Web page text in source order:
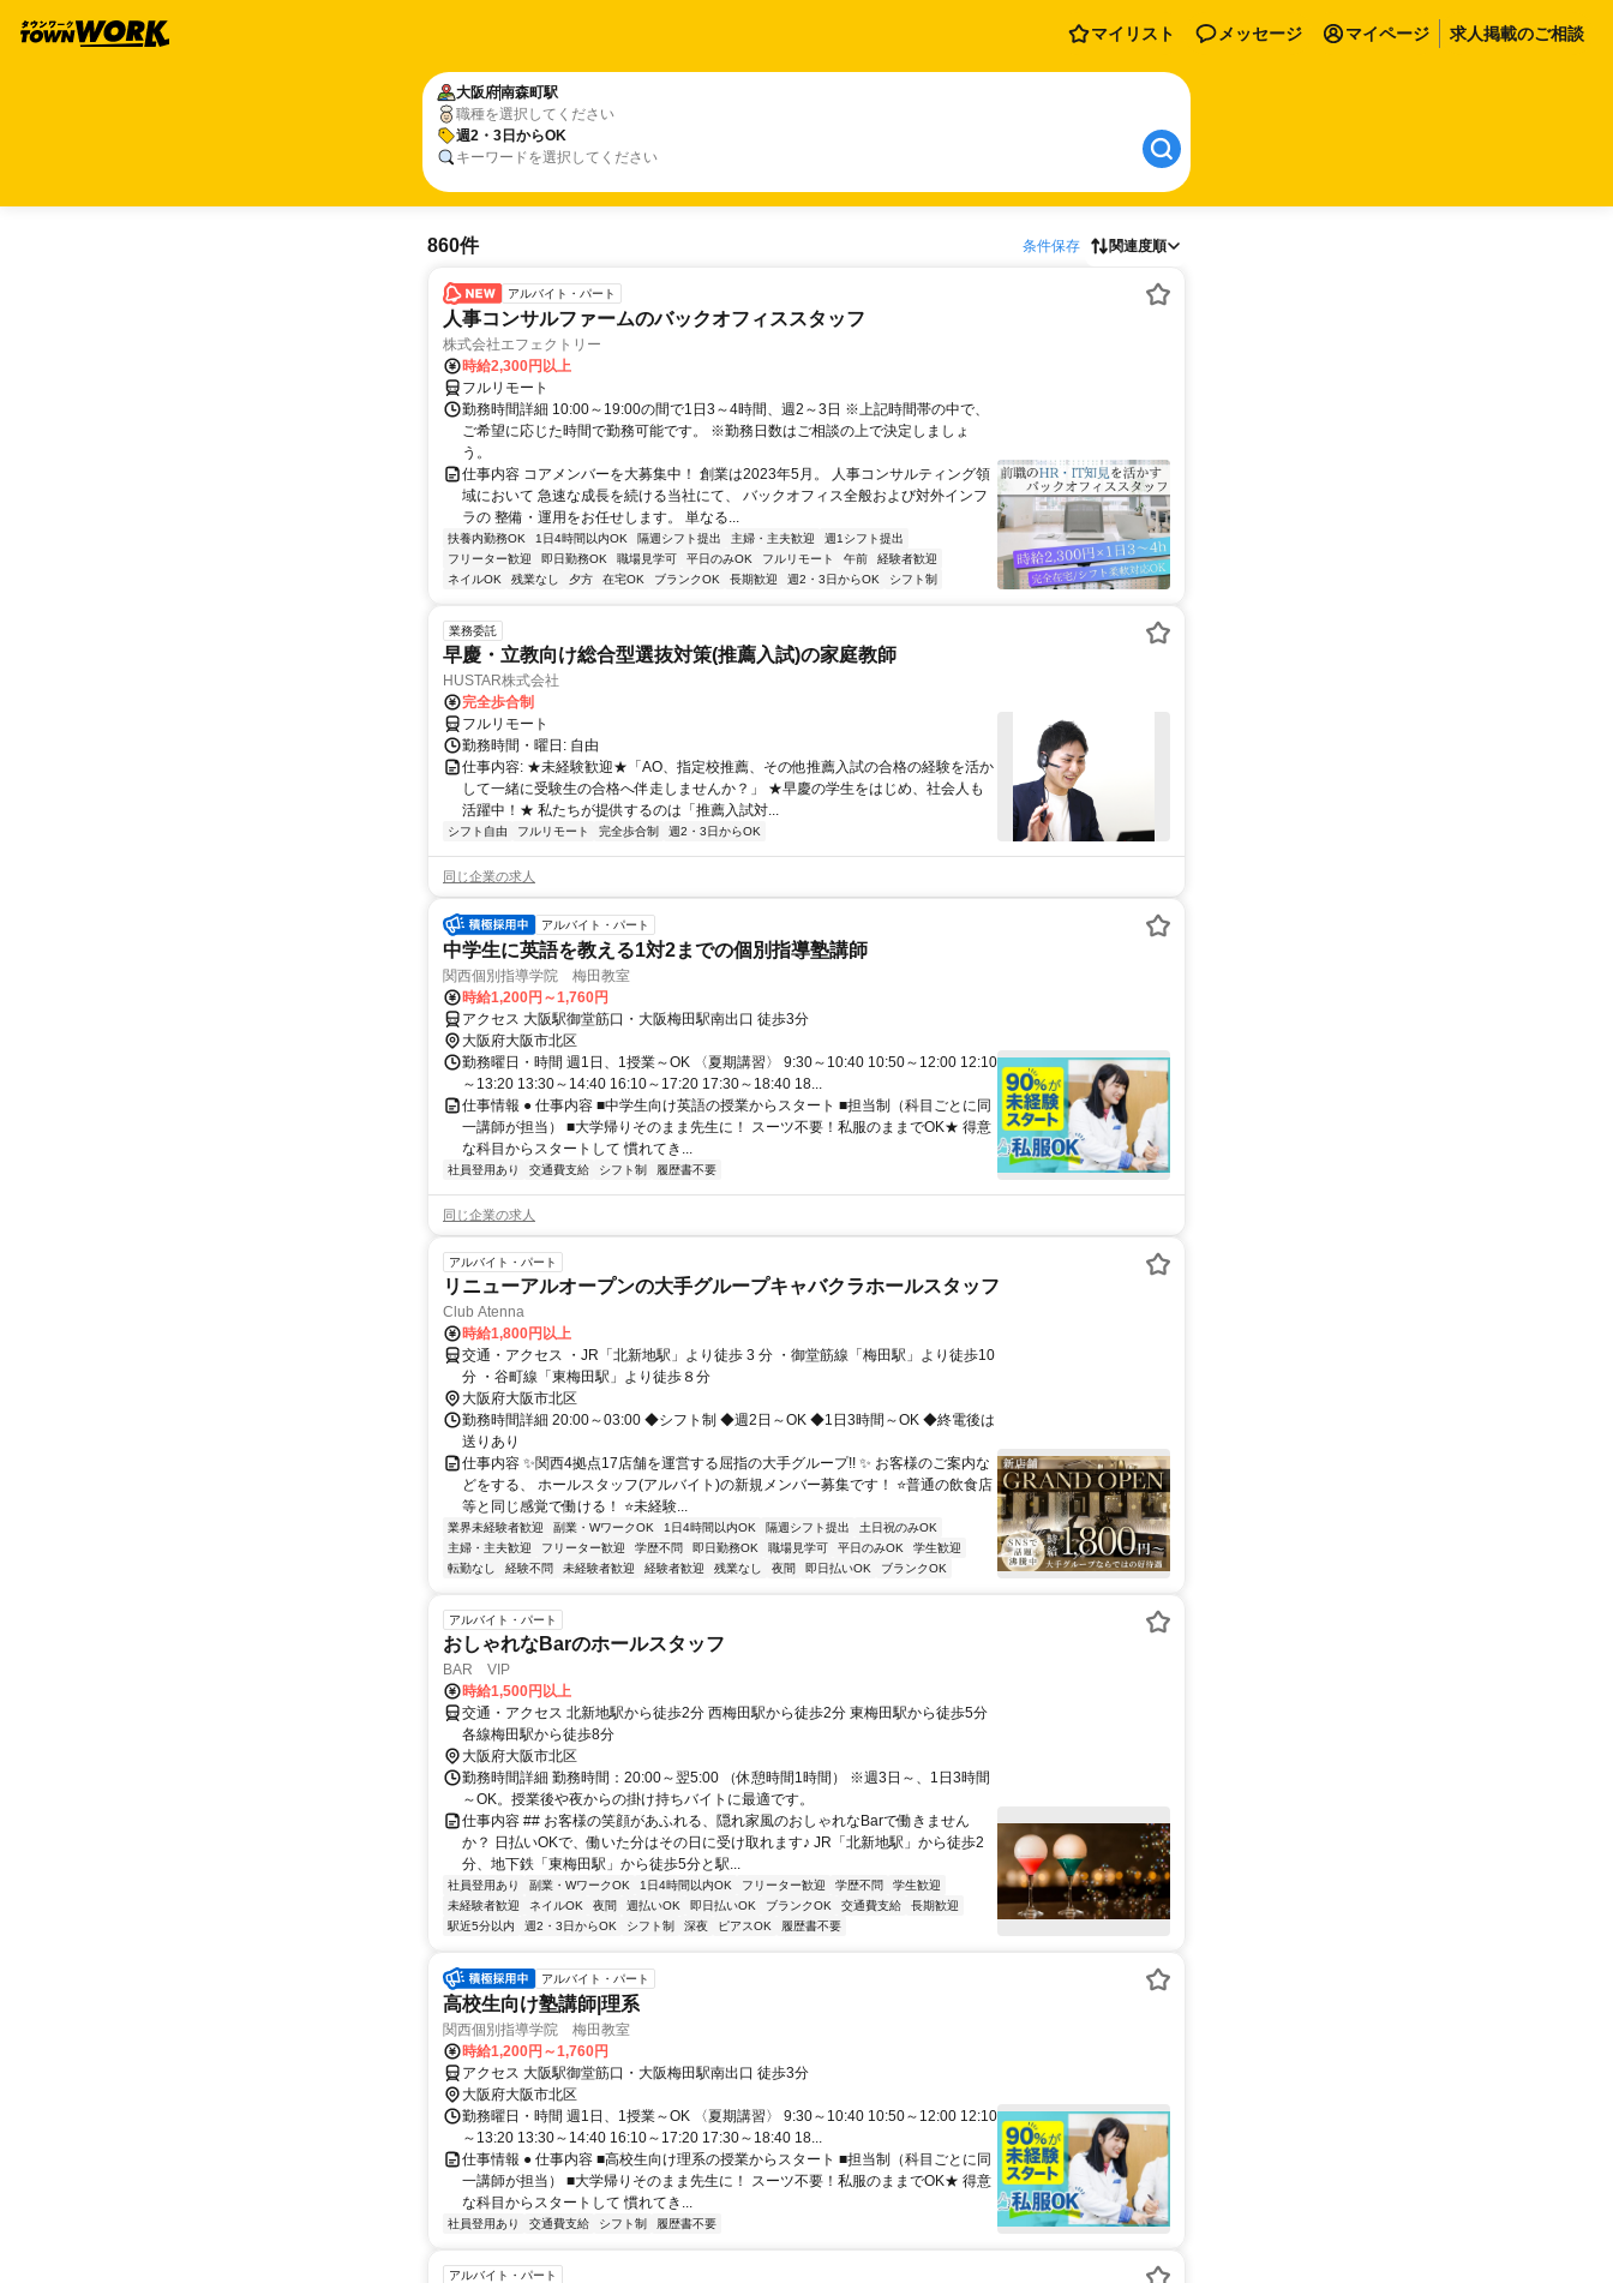
マイリスト メッセージ マイページ 求人掲載のご相談
大阪府南森町駅
職種を選択してください
週2・3日からOK
キーワードを選択してください
860件 条件保存 関連度順
アルバイト・パート
人事コンサルファームのバックオフィススタッフ
株式会社エフェクトリー
時給2,300円以上
フルリモート
勤務時間詳細 10:00～19:00の間で1日3～4時間、週2～3日 ※上記時間帯の中で、
ご希望に応じた時間で勤務可能です。 ※勤務日数はご相談の上で決定しましょ
う。
仕事内容 コアメンバーを大募集中！ 創業は2023年5月。 人事コンサルティング領
域において 急速な成長を続ける当社にて、 バックオフィス全般および対外インフ
ラの 整備・運用をお任せします。 単なる...
扶養内勤務OK 1日4時間以内OK 隔週シフト提出 主婦・主夫歓迎
週1シフト提出
フリーター歓迎
即日勤務OK 職場見学可 平日のみOK フルリモート 午前
経験者歓迎
ネイルOK
残業なし 夕方 在宅OK ブランクOK 長期歓迎 週2・3日からOK シフト制
業務委託
早慶・立教向け総合型選抜対策(推薦入試)の家庭教師
HUSTAR株式会社
完全歩合制
フルリモート
勤務時間・曜日: 自由
仕事内容: ★未経験歓迎★「AO、指定校推薦、その他推薦入試の合格の経験を活か
して一緒に受験生の合格へ伴走しませんか？」 ★早慶の学生をはじめ、社会人も
活躍中！★ 私たちが提供するのは「推薦入試対...
シフト自由 フルリモート 完全歩合制 週2・3日からOK
同じ企業の求人
アルバイト・パート
中学生に英語を教える1対2までの個別指導塾講師
関西個別指導学院 梅田教室
時給1,200円～1,760円
アクセス 大阪駅御堂筋口・大阪梅田駅南出口 徒歩3分
大阪府大阪市北区
勤務曜日・時間 週1日、1授業～OK 〈夏期講習〉 9:30～10:40 10:50～12:00 12:10
～13:20 13:30～14:40 16:10～17:20 17:30～18:40 18...
仕事情報 ● 仕事内容 ■中学生向け英語の授業からスタート ■担当制（科目ごとに同
一講師が担当） ■大学帰りそのまま先生に！ スーツ不要！私服のままでOK★ 得意
な科目からスタートして 慣れてき...
社員登用あり 交通費支給 シフト制 履歴書不要
同じ企業の求人
アルバイト・パート
リニューアルオープンの大手グループキャバクラホールスタッフ
Club Atenna
時給1,800円以上
交通・アクセス ・JR「北新地駅」より徒歩 3 分 ・御堂筋線「梅田駅」より徒歩10
分 ・谷町線「東梅田駅」より徒歩８分
大阪府大阪市北区
勤務時間詳細 20:00～03:00 ◆シフト制 ◆週2日～OK ◆1日3時間～OK ◆終電後は
送りあり
仕事内容 ✨関西4拠点17店舗を運営する屈指の大手グループ!! ✨ お客様のご案内な
どをする、 ホールスタッフ(アルバイト)の新規メンバー募集です！ ⭐普通の飲食店
等と同じ感覚で働ける！ ⭐未経験...
業界未経験者歓迎 副業・WワークOK 1日4時間以内OK 隔週シフト提出
土日祝のみOK
主婦・主夫歓迎
フリーター歓迎 学歴不問 即日勤務OK 職場見学可 平日のみOK
学生歓迎
転勤なし
経験不問 未経験者歓迎 経験者歓迎 残業なし 夜間 即日払いOK ブランクOK
アルバイト・パート
おしゃれなBarのホールスタッフ
BAR VIP
時給1,500円以上
交通・アクセス 北新地駅から徒歩2分 西梅田駅から徒歩2分 東梅田駅から徒歩5分
各線梅田駅から徒歩8分
大阪府大阪市北区
勤務時間詳細 勤務時間：20:00～翌5:00 （休憩時間1時間） ※週3日～、1日3時間
～OK。授業後や夜からの掛け持ちバイトに最適です。
仕事内容 ## お客様の笑顔があふれる、隠れ家風のおしゃれなBarで働きません
か？ 日払いOKで、働いた分はその日に受け取れます♪ JR「北新地駅」から徒歩2
分、地下鉄「東梅田駅」から徒歩5分と駅...
社員登用あり 副業・WワークOK 1日4時間以内OK フリーター歓迎 学歴不問
学生歓迎
未経験者歓迎
ネイルOK 夜間 週払いOK 即日払いOK ブランクOK 交通費支給
長期歓迎
駅近5分以内
週2・3日からOK シフト制 深夜 ピアスOK 履歴書不要
アルバイト・パート
高校生向け塾講師|理系
関西個別指導学院 梅田教室
時給1,200円～1,760円
アクセス 大阪駅御堂筋口・大阪梅田駅南出口 徒歩3分
大阪府大阪市北区
勤務曜日・時間 週1日、1授業～OK 〈夏期講習〉 9:30～10:40 10:50～12:00 12:10
～13:20 13:30～14:40 16:10～17:20 17:30～18:40 18...
仕事情報 ● 仕事内容 ■高校生向け理系の授業からスタート ■担当制（科目ごとに同
一講師が担当） ■大学帰りそのまま先生に！ スーツ不要！私服のままでOK★ 得意
な科目からスタートして 慣れてき...
社員登用あり 交通費支給 シフト制 履歴書不要
アルバイト・パート